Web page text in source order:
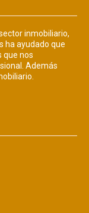
inmobiliario,
ha ayudado que
que nos
Además